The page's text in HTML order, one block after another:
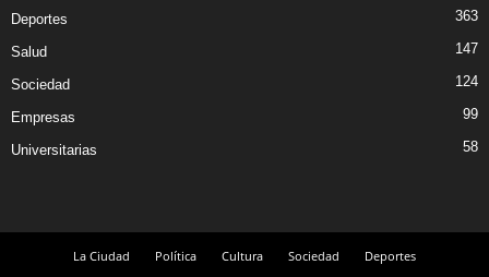
Deportes 363
Salud 147
Sociedad 124
Empresas 99
Universitarias 58
La Ciudad Política Cultura Sociedad
Deportes